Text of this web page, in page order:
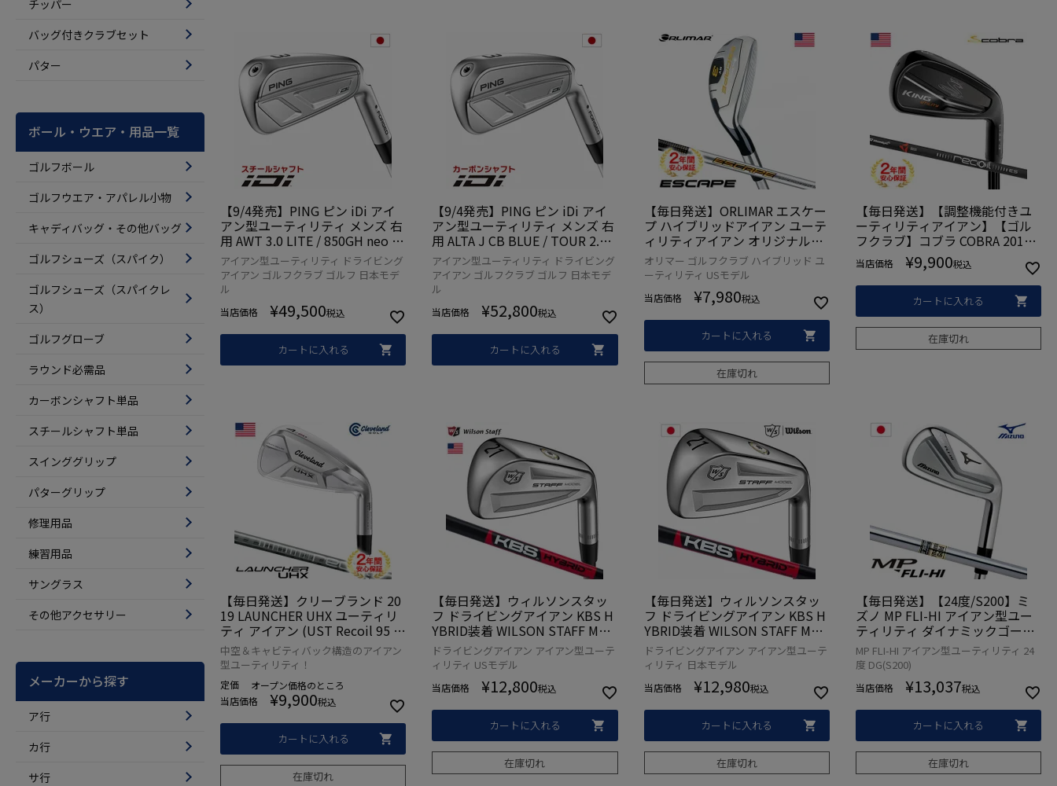
チッパー
バッグ付きクラブセット
パター
ボール・ウエア・用品一覧
ゴルフボール
ゴルフウエア・アパレル小物
キャディバッグ・その他バッグ
ゴルフシューズ（スパイク）
ゴルフシューズ（スパイクレ
ス）
ゴルフグローブ
ラウンド必需品
カーボンシャフト単品
スチールシャフト単品
スインググリップ
パターグリップ
修理用品
練習用品
サングラス
その他アクセサリー
メーカーから探す
ア行
カ行
サ行
【9/4発売】PING ピン iDi アイ
アン型ユーティリティ メンズ 右
用 AWT 3.0 LITE / 850GH neo /
950GH neo / MODUS3 TOUR 10
5 スチール 2025年モデル 日本正
規品 日本モデル ゴルフ ゴルフク
アイアン型ユーティリティ ドライビング
アイアン ゴルフクラブ ゴルフ 日本モデ
ル
当店価格 ¥49,500税込
カートに入れる
【9/4発売】PING ピン iDi アイ
アン型ユーティリティ メンズ 右
用 ALTA J CB BLUE / TOUR 2.0 C
HROME / TOUR 2.0 BLACK カー
ボン 2025年モデル 日本正規品
日本モデル ゴルフ ゴルフクラブ
アイアン型ユーティリティ ドライビング
アイアン ゴルフクラブ ゴルフ 日本モデ
ル
当店価格 ¥52,800税込
カートに入れる
【毎日発送】ORLIMAR エスケー
プ ハイブリッドアイアン ユーテ
ィリティアイアン オリジナルカ
ーボンシャフト装着 USA直輸入
品 ESCAPE HYBRID【お買得】
オリマー ゴルフクラブ ハイブリッド ユ
ーティリティ USモデル
当店価格 ¥7,980税込
カートに入れる
在庫切れ
【毎日発送】【調整機能付きユ
ーティリティアイアン】【ゴル
フクラブ】コブラ COBRA 2018
KING UTILITY BLACK IRON アイ
アン型ユーティリティ [UST Rec
oil カーボン装着] (USA直輸入
当店価格 ¥9,900税込
カートに入れる
在庫切れ
【毎日発送】クリーブランド 20
19 LAUNCHER UHX ユーティリ
ティ アイアン (UST Recoil 95 カ
ーボンシャフト装着) USA直輸入
品【ユーティリティ】【単品ア
イアン】
中空＆キャビティバック構造のアイアン
型ユーティリティ！
定価 オープン価格のところ
当店価格
¥9,900税込
カートに入れる
在庫切れ
【毎日発送】ウィルソンスタッ
フ ドライビングアイアン KBS H
YBRID装着 WILSON STAFF MOD
EL DRIVING IRON アイアン型ユ
ーティリティ メンズ 右用 USA直
輸入品
ドライビングアイアン アイアン型ユーテ
ィリティ USモデル
当店価格 ¥12,800税込
カートに入れる
在庫切れ
【毎日発送】ウィルソンスタッ
フ ドライビングアイアン KBS H
YBRID装着 WILSON STAFF MOD
EL DRIVING IRON アイアン型ユ
ーティリティ メンズ 右用 日本正
規品
ドライビングアイアン アイアン型ユーテ
ィリティ 日本モデル
当店価格 ¥12,980税込
カートに入れる
在庫切れ
【毎日発送】【24度/S200】ミ
ズノ MP FLI-HI アイアン型ユー
ティリティ ダイナミックゴール
ド(S200)装着 ロフト在庫限り(2
4度) 日本正規品【在庫限り】
MP FLI-HI アイアン型ユーティリティ 24
度 DG(S200)
当店価格 ¥13,037税込
カートに入れる
在庫切れ